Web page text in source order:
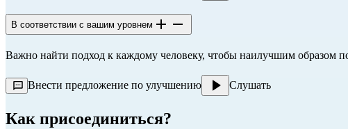
В соответствии с вашим уровнем
Важно найти подход к каждому человеку, чтобы наилучшим образом
Внести предложение по улучшению Слушать
Как присоединиться?